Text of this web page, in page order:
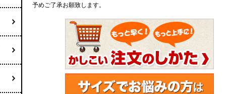
予めご了承お願致します。